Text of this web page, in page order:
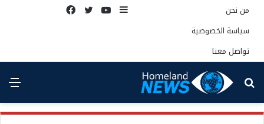
من نحن
سياسة الخصوصية
تواصل معنا
إضافة يوتيوبتويتر
بحث
عن